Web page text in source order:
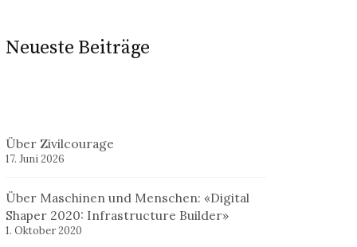
Neueste Beiträge
Über Zivilcourage
17. Juni 2026
Über Maschinen und Menschen: «Digital
Shaper 2020: Infrastructure Builder»
1. Oktober 2020